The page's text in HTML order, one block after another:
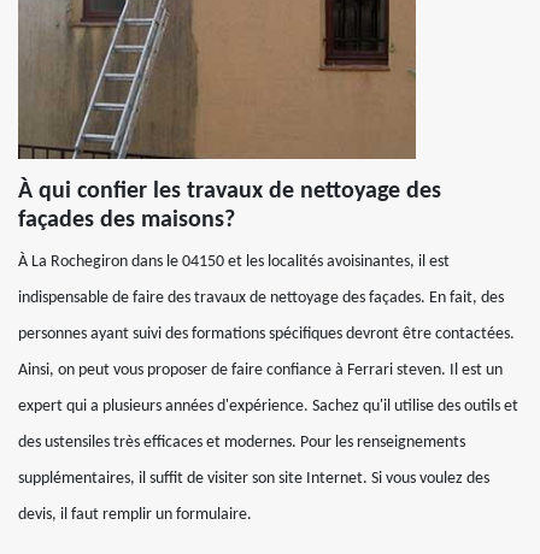
À qui confier les travaux de nettoyage des
façades des maisons?
À La Rochegiron dans le 04150 et les localités avoisinantes, il est
indispensable de faire des travaux de nettoyage des façades. En fait, des
personnes ayant suivi des formations spécifiques devront être contactées.
Ainsi, on peut vous proposer de faire confiance à Ferrari steven. Il est un
expert qui a plusieurs années d'expérience. Sachez qu'il utilise des outils et
des ustensiles très efficaces et modernes. Pour les renseignements
supplémentaires, il suffit de visiter son site Internet. Si vous voulez des
devis, il faut remplir un formulaire.